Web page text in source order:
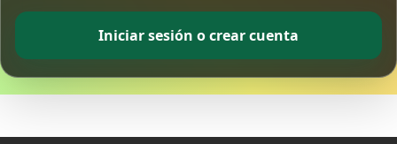
Iniciar sesión o crear cuenta